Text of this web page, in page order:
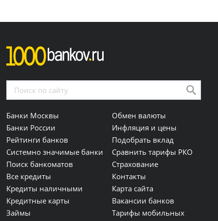
Банки Москвы
Банки России
Рейтинги банков
Системно значимые банки
Поиск банкоматов
Все кредиты
Кредиты наличными
Кредитные карты
Займы
Обмен валюты
Инфляция и цены
Подобрать вклад
Сравнить тарифы РКО
Страхование
Контакты
Карта сайта
Вакансии банков
Тарифы мобильных